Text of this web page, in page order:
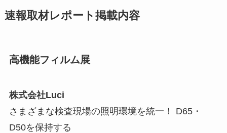
速報取材レポート掲載内容
高機能フィルム展
株式会社Luci
さまざまな検査現場の照明環境を統一！ D65・
D50を保持する